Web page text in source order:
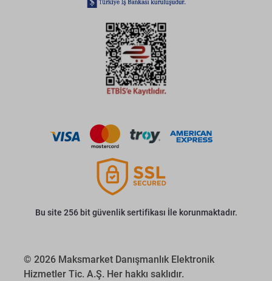
Bu site 256 bit güvenlik sertifikası İle korunmaktadır.
© 2026 Maksmarket Danışmanlık Elektronik
Hizmetler Tic. A.Ş. Her hakkı saklıdır.